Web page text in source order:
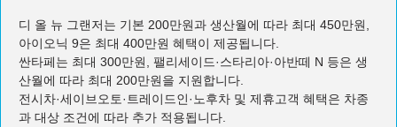
디 올 뉴 그랜저는 기본 200만원과 생산월에 따라 최대 450만원,
아이오닉 9은 최대 400만원 혜택이 제공됩니다.
싼타페는 최대 300만원, 팰리세이드·스타리아·아반떼 N 등은 생
산월에 따라 최대 200만원을 지원합니다.
전시차·세이브오토·트레이드인·노후차 및 제휴고객 혜택은 차종
과 대상 조건에 따라 추가 적용됩니다.